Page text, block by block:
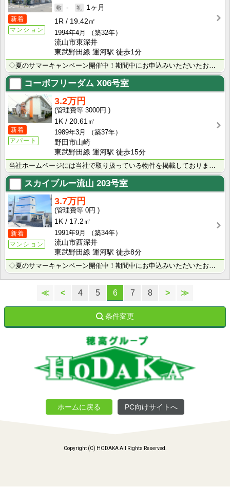
新着
マンション
-
1ヶ月
1R
19.42㎡
1994年4月
（築32年）
流山市東深井
東武野田線 運河駅 徒歩1分
コーポフリーダム X06号室
新着
アパート
3.2万円
3000円
1K
20.61㎡
1989年3月
（築37年）
野田市山崎
東武野田線 運河駅 徒歩15分
当社ホームページには当社で取り扱っている物件を掲載しております。 現在の募集状況に関しては、スタッフ･･･
スカイブルー流山 203号室
新着
マンション
3.7万円
0円
1K
17.2㎡
1991年9月
（築34年）
流山市西深井
東武野田線 運河駅 徒歩8分
◇夏のサマーキャンペーン開催中！期間中にお申込みいただいたお客様へ、500円分のQUOカード＋日用品･･･
≪ < 4 5 6 7 8 > ≫
条件変更
ホームに戻る PC向けサイトへ
Copyright (C) HODAKA All Rights Reserved.